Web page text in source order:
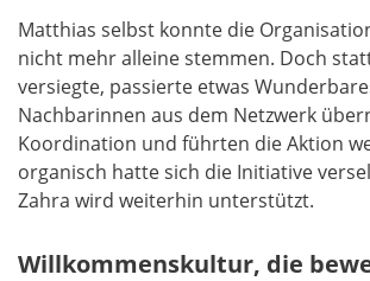
Matthias selbst konnte die
nicht mehr alleine stemmen. Doch
versiegte, passierte etwas
Nachbarinnen aus dem Netzwerk
Koordination und führten die Aktion
organisch hatte sich die Initiative
Zahra wird weiterhin unterstützt.
Willkommenskultur, die